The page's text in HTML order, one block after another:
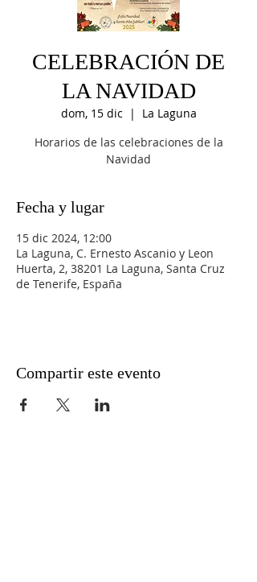
CELEBRACIÓN DE
LA NAVIDAD
dom, 15 dic
  |
La Laguna
Horarios de las celebraciones de la
Navidad
Fecha y lugar
15 dic 2024, 12:00
La Laguna, C. Ernesto Ascanio y Leon
Huerta, 2, 38201 La Laguna, Santa Cruz
de Tenerife, España
Compartir este evento